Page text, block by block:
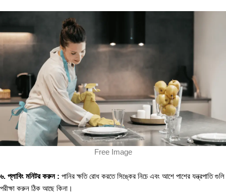
Free Image
৬. প্লাবিং মনিটর করুন : পানির ক্ষতি রোধ করতে সিঙ্কের নিচে এবং আশে পাশের যন্ত্রপাতি গুলি
পরীক্ষা করুন ঠিক আছে কিনা।